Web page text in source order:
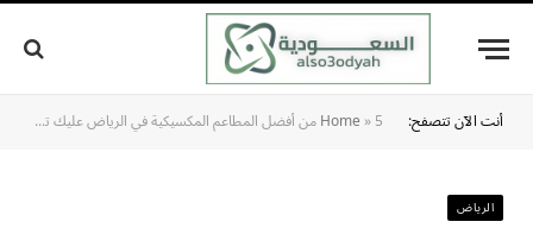
أنت الآن تتصفح: Home »5 من أفضل المطاعم المكسيكية في الرياض عليك تجربتها
الرياض